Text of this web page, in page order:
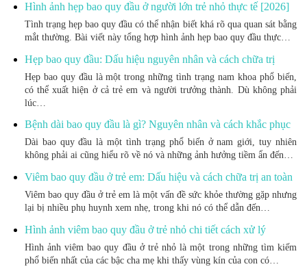
Hình ảnh hẹp bao quy đầu ở người lớn trẻ nhỏ thực tế [2026]
Tình trạng hẹp bao quy đầu có thể nhận biết khá rõ qua quan sát bằng
mắt thường. Bài viết này tổng hợp hình ảnh hẹp bao quy đầu thực…
Hẹp bao quy đầu: Dấu hiệu nguyên nhân và cách chữa trị
Hẹp bao quy đầu là một trong những tình trạng nam khoa phổ biến,
có thể xuất hiện ở cả trẻ em và người trưởng thành. Dù không phải
lúc…
Bệnh dài bao quy đầu là gì? Nguyên nhân và cách khắc phục
Dài bao quy đầu là một tình trạng phổ biến ở nam giới, tuy nhiên
không phải ai cũng hiểu rõ về nó và những ảnh hưởng tiềm ẩn đến…
Viêm bao quy đầu ở trẻ em: Dấu hiệu và cách chữa trị an toàn
Viêm bao quy đầu ở trẻ em là một vấn đề sức khỏe thường gặp nhưng
lại bị nhiều phụ huynh xem nhẹ, trong khi nó có thể dẫn đến…
Hình ảnh viêm bao quy đầu ở trẻ nhỏ chi tiết cách xử lý
Hình ảnh viêm bao quy đầu ở trẻ nhỏ là một trong những tìm kiếm
phổ biến nhất của các bậc cha mẹ khi thấy vùng kín của con có…